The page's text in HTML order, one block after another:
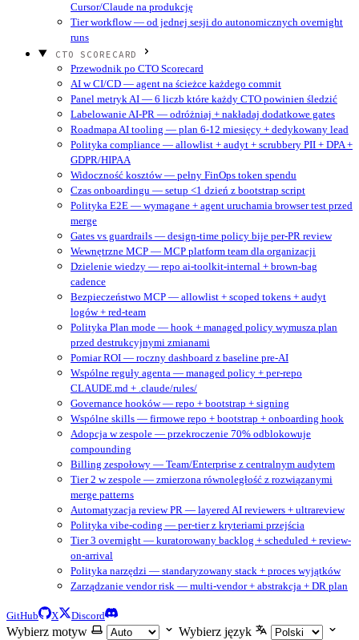
Cursor/Claude na produkcję
Tier workflow — od jednej sesji do autonomicznych overnight
runs
CTO SCORECARD
Przewodnik po CTO Scorecard
AI w CI/CD — agent na ścieżce każdego commit
Panel metryk AI — 6 liczb które każdy CTO powinien śledzić
Labelowanie AI-PR — odróżniaj + nakładaj dodatkowe gates
Roadmapa AI tooling — plan 6-12 miesięcy + dedykowany lead
Polityka compliance — allowlist + audyt + scrubbery PII + DPA +
GDPR/HIPAA
Widoczność kosztów — pełny FinOps token spendu
Czas onboardingu — setup <1 dzień z bootstrap script
Polityka E2E — wymagane + agent uruchamia browser test przed
merge
Gates vs guardrails — design-time policy bije per-PR review
Wewnętrzne MCP — MCP platform team dla organizacji
Dzielenie wiedzy — repo ai-toolkit-internal + brown-bag
cadence
Bezpieczeństwo MCP — allowlist + scoped tokens + audyt
logów + red-team
Polityka Plan mode — hook + managed policy wymusza plan
przed destrukcyjnymi zmianami
Pomiar ROI — roczny dashboard z baseline pre-AI
Wspólne reguły agenta — managed policy + per-repo
CLAUDE.md + .claude/rules/
Governance hooków — repo + bootstrap + signing
Wspólne skills — firmowe repo + bootstrap + onboarding hook
Adopcja w zespole — przekroczenie 70% odblokowuje
compounding
Billing zespołowy — Team/Enterprise z centralnym audytem
Tier 2 w zespole — zmierzona równoległość z rozwiązanymi
merge patterns
Automatyzacja review PR — layered AI reviewers + ultrareview
Polityka vibe-coding — per-tier z kryteriami przejścia
Tier 3 overnight — kuratorowany backlog + scheduled + review-
on-arrival
Polityka narzędzi — standaryzowany stack + proces wyjątków
Zarządzanie vendor risk — multi-vendor + abstrakcja + DR plan
GitHub X Discord
Wybierz motyw Wybierz język